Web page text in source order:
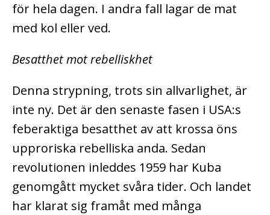
för hela dagen. I andra fall lagar de mat
med kol eller ved.
Besatthet mot rebelliskhet
Denna strypning, trots sin allvarlighet, är
inte ny. Det är den senaste fasen i USA:s
feberaktiga besatthet av att krossa öns
upproriska rebelliska anda. Sedan
revolutionen inleddes 1959 har Kuba
genomgått mycket svåra tider. Och landet
har klarat sig framåt med många